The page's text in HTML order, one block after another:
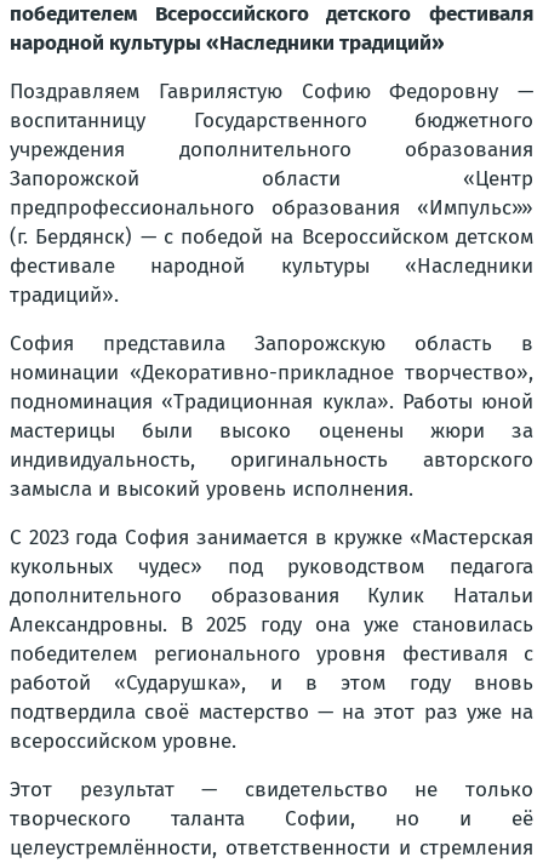
победителем Всероссийского детского фестиваля
народной культуры «Наследники традиций»
Поздравляем Гаврилястую Софию Федоровну —
воспитанницу Государственного бюджетного
учреждения дополнительного образования
Запорожской области «Центр
предпрофессионального образования «Импульс»»
(г. Бердянск) — с победой на Всероссийском детском
фестивале народной культуры «Наследники
традиций».
София представила Запорожскую область в
номинации «Декоративно-прикладное творчество»,
подноминация «Традиционная кукла». Работы юной
мастерицы были высоко оценены жюри за
индивидуальность, оригинальность авторского
замысла и высокий уровень исполнения.
С 2023 года София занимается в кружке «Мастерская
кукольных чудес» под руководством педагога
дополнительного образования Кулик Натальи
Александровны. В 2025 году она уже становилась
победителем регионального уровня фестиваля с
работой «Сударушка», и в этом году вновь
подтвердила своё мастерство — на этот раз уже на
всероссийском уровне.
Этот результат — свидетельство не только
творческого таланта Софии, но и её
целеустремлённости, ответственности и стремления